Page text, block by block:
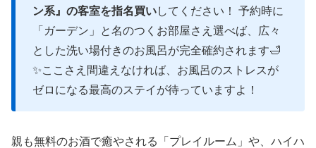
ン系』の客室を指名買いしてください！ 予約時に
「ガーデン」と名のつくお部屋さえ選べば、広々
とした洗い場付きのお風呂が完全確約されます🛁
✨ここさえ間違えなければ、お風呂のストレスが
ゼロになる最高のステイが待っていますよ！
親も無料のお酒で癒やされる「プレイルーム」や、ハイハ